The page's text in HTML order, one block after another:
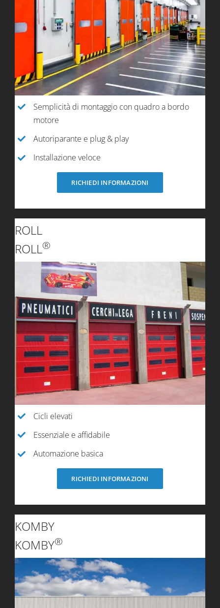
Semplicità di montaggio con quadro a bordo
motore
Autoriparante e plug & play
Installazione veloce
RICHIEDI INFORMAZIONI
ROLL
ROLL®
Cicli elevati
Essenziale e affidabile
Automazione basica
RICHIEDI INFORMAZIONI
KOMBY
KOMBY®